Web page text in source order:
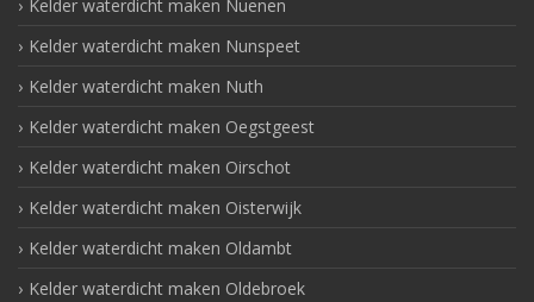
Kelder waterdicht maken Nuenen
Kelder waterdicht maken Nunspeet
Kelder waterdicht maken Nuth
Kelder waterdicht maken Oegstgeest
Kelder waterdicht maken Oirschot
Kelder waterdicht maken Oisterwijk
Kelder waterdicht maken Oldambt
Kelder waterdicht maken Oldebroek